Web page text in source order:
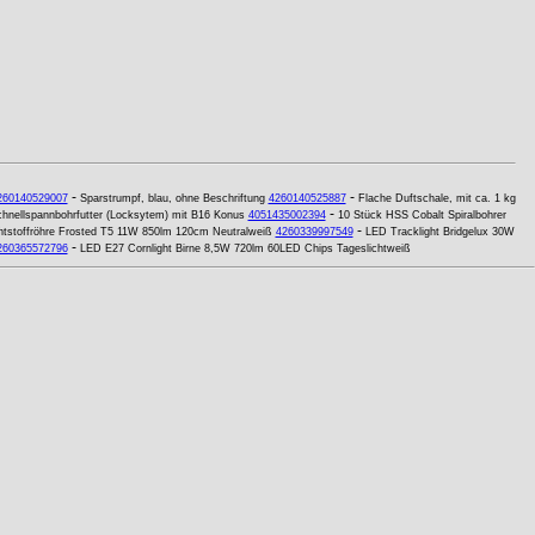
- Sparstrumpf, blau, ohne Beschriftung 4260140525887- Flache Duftschale, mit ca. 1 kg
(Locksytem) mit B16 Konus 4051435002394- 10 Stück HSS Cobalt Spiralbohrer
Frosted T5 11W 850lm 120cm Neutralweiß 4260339997549- LED Tracklight Bridgelux 30W
- LED E27 Cornlight Birne 8,5W 720lm 60LED Chips Tageslichtweiß